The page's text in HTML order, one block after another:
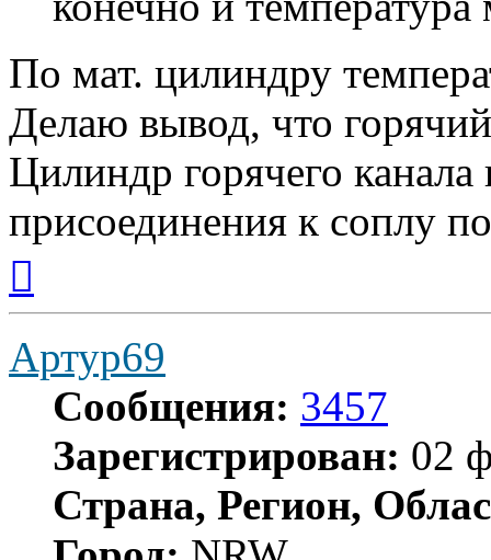
По мат. цилиндру
Делаю вывод, что
Цилиндр горячего
присоединения к соплу
началу
Артур69
Сообщения: 3457
Зарегистрирован: 02
Страна, Регион,